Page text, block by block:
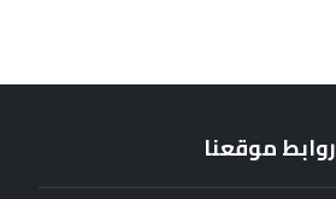
روابط موقعنا